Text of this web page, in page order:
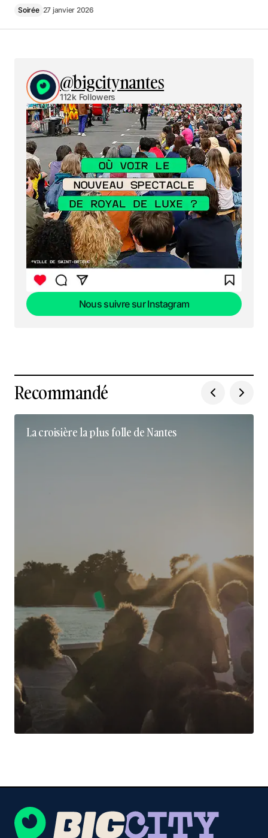
Soirée 27 janvier 2026
@bigcitynantes
112k Followers
Nous suivre sur Instagram
Recommandé
La croisière la plus folle de Nantes